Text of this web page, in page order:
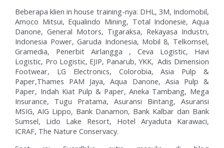
Beberapa klien in house training-nya: DHL, 3M, Indomobil,
Amoco Mitsui, Equalindo Mining, Total Indonesie, Aqua
Danone, General Motors, Tigaraksa, Rekayasa Industri,
Indonesia Power, Garuda Indonesia, Mobil 8, Telkomsel,
Gramedia, Penerbit Airlangga , Ceva Logistic, Havi
Logistic, Pro Logistic, EJIP, Panarub, YKK, Adis Dimension
Footwear, LG Electronics, Colorobia, Asia Pulp &
Paper,Thames PAM Jaya, Aqua Danone, Asia Pulp &
Paper, Indah Kiat Pulp & Paper, Aneka Tambang, Mega
Insurance, Tugu Pratama, Asuransi Bintang, Asuransi
MSIG, AIG Lippo, Bank Danamon, Bank Kalbar dan Bank
Sumsel, Lido Lake Resort, Hotel Aryaduta Karawaci,
ICRAF, The Nature Conservacy.